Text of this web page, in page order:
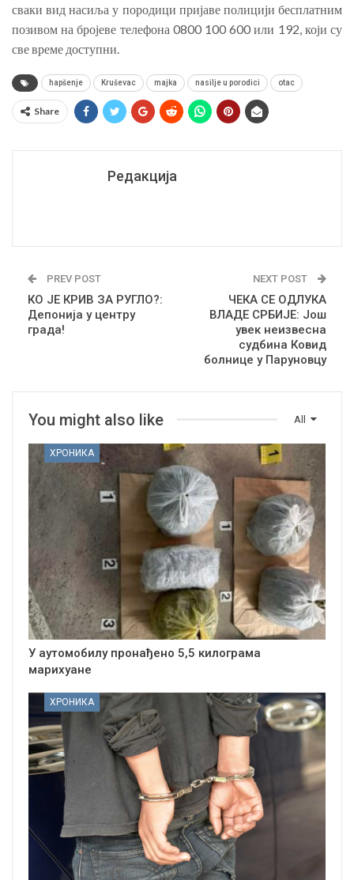
сваки вид насиља у породици пријаве полицији бесплатним
позивом на бројеве телефона 0800 100 600 или 192, који су
све време доступни.
hapšenje Kruševac majka nasilje u porodici otac
Share
Редакција
PREV POST
КО ЈЕ КРИВ ЗА РУГЛО?:
Депонија у центру
града!
NEXT POST
ЧЕКА СЕ ОДЛУКА
ВЛАДЕ СРБИЈЕ: Још
увек неизвесна
судбина Ковид
болнице у Паруновцу
All
You might also like
ХРОНИКА
У аутомобилу пронађено 5,5 килограма
марихуане
ХРОНИКА